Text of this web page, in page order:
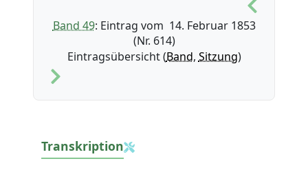
Band 49: Eintrag vom 14. Februar 1853
(Nr. 614)
Eintragsübersicht (Band, Sitzung)
Transkription